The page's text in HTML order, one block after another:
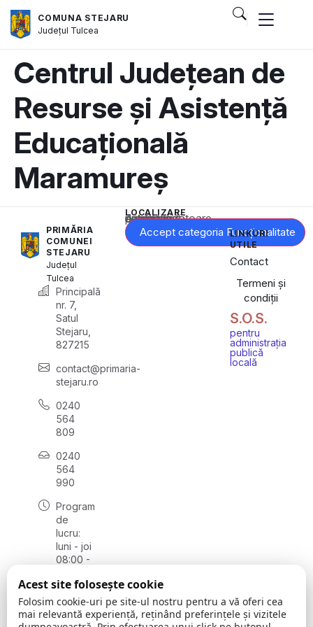
COMUNA STEJARU
Județul Tulcea
Centrul Județean de
Resurse și Asistență
Educațională
Maramureș
PRIMĂRIA
COMUNEI
STEJARU
Județul
Tulcea
Principală
nr. 7,
Satul
Stejaru,
827215
contact@primaria-
stejaru.ro
0240
564
809
0240
564
990
Program
de
lucru:
luni - joi
08:00 -
vineri
08:00 -
14:00
LOCALIZARE
Acest conținut este blocat până când acceptați categoria corespunzătoare de cookie-uri.
Accept categoria Funcționalitate
LINKURI
UTILE
Contact
Termeni și
condiții
S.O.S.
pentru
administrația
publică
locală
Acest site folosește cookie
Folosim cookie-uri pe site-ul nostru pentru a vă oferi cea
mai relevantă experiență, reținând preferințele și vizitele